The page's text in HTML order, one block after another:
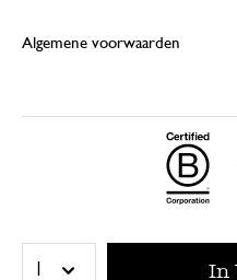
In
Algemene voorwaarden
© 2026 Dille &